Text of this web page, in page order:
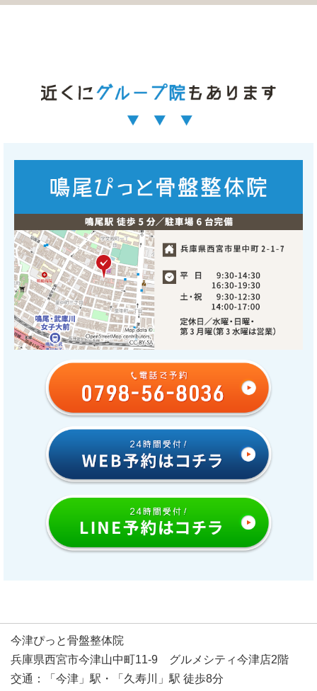
今津ぴっと骨盤整体院
兵庫県西宮市今津山中町11-9 グルメシティ今津店2階
交通：「今津」駅・「久寿川」駅 徒歩8分